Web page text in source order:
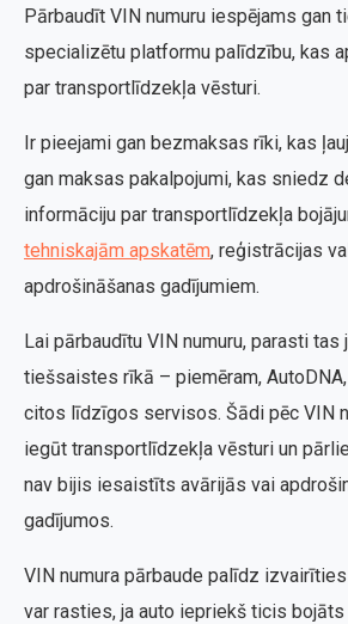
Pārbaudīt VIN numuru iespējams gan
specializētu platformu palīdzību, kas
par transportlīdzekļa vēsturi.
Ir pieejami gan bezmaksas rīki, kas
gan maksas pakalpojumi, kas sniedz
informāciju par transportlīdzekļa
tehniskajām apskatēm, reģistrācijas
apdrošināšanas gadījumiem.
Lai pārbaudītu VIN numuru, parasti tas
tiešsaistes rīkā – piemēram,
citos līdzīgos servisos. Šādi pēc VIN
iegūt transportlīdzekļa vēsturi un
nav bijis iesaistīts avārijās vai
gadījumos.
VIN numura pārbaude palīdz
var rasties, ja auto iepriekš ticis